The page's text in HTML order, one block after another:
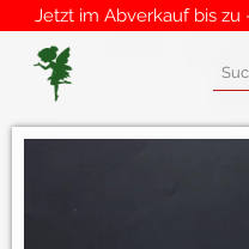
Jetzt im Abverkauf bis zu